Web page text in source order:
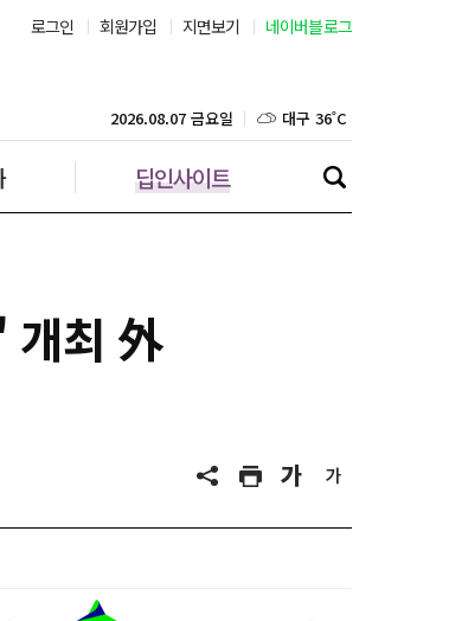
로그인 회원가입 지면보기 네이버블로그
딥인사이트
2026.08.07 금요일 인천 32˚C
광주 37˚C
개최 外